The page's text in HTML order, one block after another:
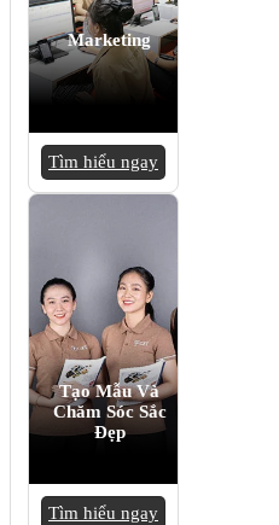
Marketing
Tìm hiểu ngay
Tạo Mẫu Và
Chăm Sóc Sắc
Đẹp
Tìm hiểu ngay